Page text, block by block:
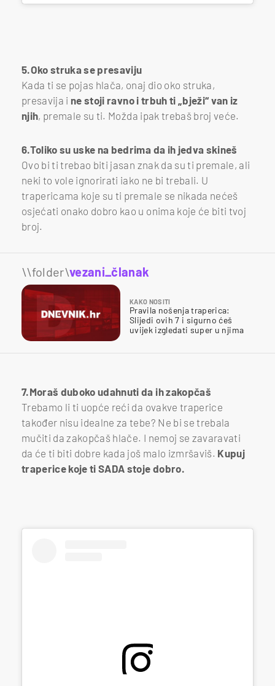
5.Oko struka se presaviju
Kada ti se pojas hlača, onaj dio oko struka,
presavija i ne stoji ravno i trbuh ti „bježi“ van iz
njih, premale su ti. Možda ipak trebaš broj veće.
6.Toliko su uske na bedrima da ih jedva skineš
Ovo bi ti trebao biti jasan znak da su ti premale, ali
neki to vole ignorirati iako ne bi trebali. U
trapericama koje su ti premale se nikada nećeš
osjećati onako dobro kao u onima koje će biti tvoj
broj.
\\folder\vezani_članak
KAKO NOSITI
Pravila nošenja traperica:
Slijedi ovih 7 i sigurno ćeš
uvijek izgledati super u njima
7.Moraš duboko udahnuti da ih zakopčaš
Trebamo li ti uopće reći da ovakve traperice
također nisu idealne za tebe? Ne bi se trebala
mučiti da zakopčaš hlače. I nemoj se zavaravati
da će ti biti dobre kada još malo izmršaviš. Kupuj
traperice koje ti SADA stoje dobro.